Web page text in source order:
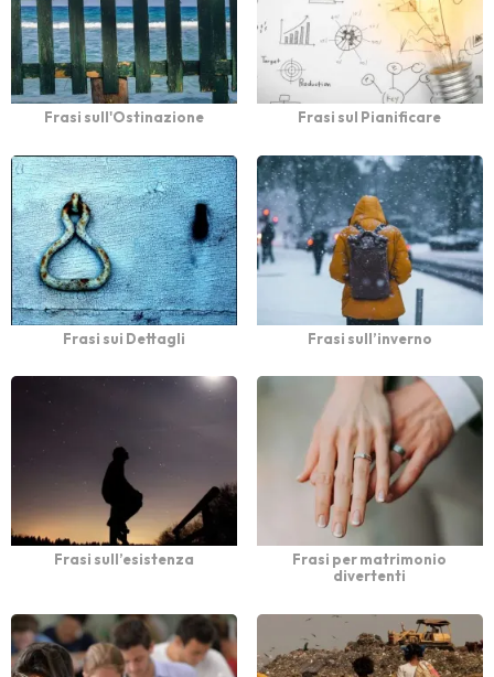
Frasi sull'Ostinazione Frasi sul Pianificare
Frasi sui Dettagli Frasi sull’inverno
Frasi sull’esistenza
Frasi per matrimonio
divertenti